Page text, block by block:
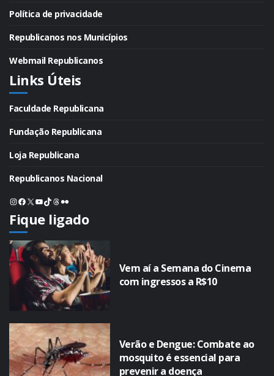
Política de privacidade
Republicanos nos Municípios
Webmail Republicanos
Links Úteis
Faculdade Republicana
Fundação Republicana
Loja Republicana
Republicanos Nacional
Instagram
Facebook
X Youtube
TikTok
Threads
Flickr
Fique ligado
Vem aí a Semana do Cinema
com ingressos a R$10
Verão e Dengue: Combate ao
mosquito é essencial para
prevenir a doença